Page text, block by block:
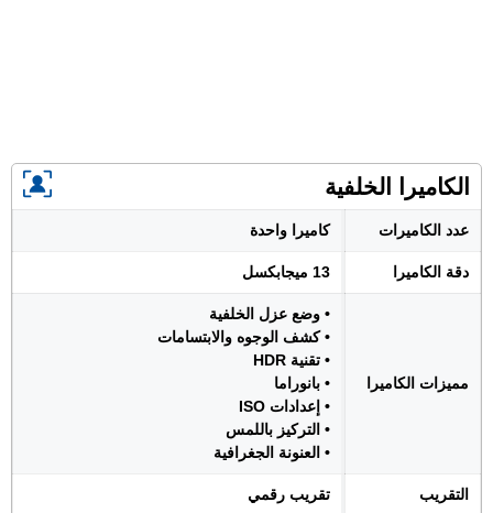
الكاميرا الخلفية
عدد الكاميرات كاميرا واحدة
دقة الكاميرا 13 ميجابكسل
مميزات الكاميرا
• وضع عزل الخلفية
• كشف الوجوه والابتسامات
• تقنية HDR
• بانوراما
• إعدادات ISO
• التركيز باللمس
• العنونة الجغرافية
التقريب تقريب رقمي